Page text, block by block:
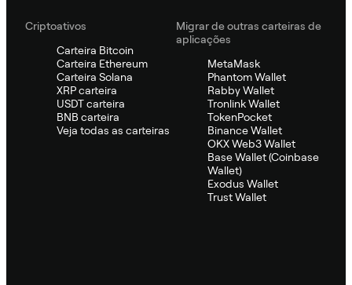
Criptoativos
Carteira Bitcoin
Carteira Ethereum
Carteira Solana
XRP carteira
USDT carteira
BNB carteira
Veja todas as carteiras
Migrar de outras carteiras de
aplicações
MetaMask
Phantom Wallet
Rabby Wallet
Tronlink Wallet
TokenPocket
Binance Wallet
OKX Web3 Wallet
Base Wallet (Coinbase
Wallet)
Exodus Wallet
Trust Wallet